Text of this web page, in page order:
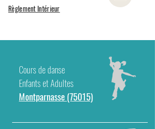
Règlement Intérieur
Cours de danse
Enfants et Adultes
Montparnasse (75015)